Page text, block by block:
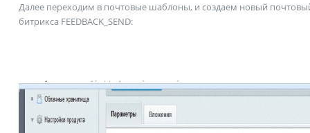
Далее переходим в почтовые шаблоны, и создаем новый
битрикса FEEDBACK_SEND: